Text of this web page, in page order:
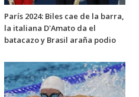
París 2024: Biles cae de la barra,
la italiana D'Amato da el
batacazo y Brasil araña podio